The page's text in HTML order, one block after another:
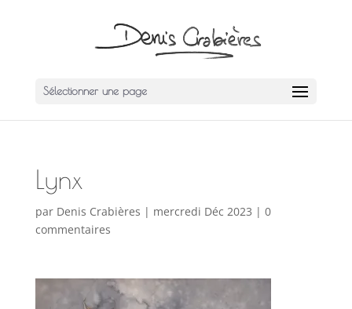
Sélectionner une page
Lynx
par Denis Crabières | mercredi Déc 2023 | 0
commentaires